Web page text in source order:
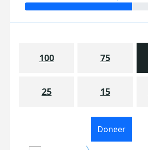
100 75
25 15
Doneer